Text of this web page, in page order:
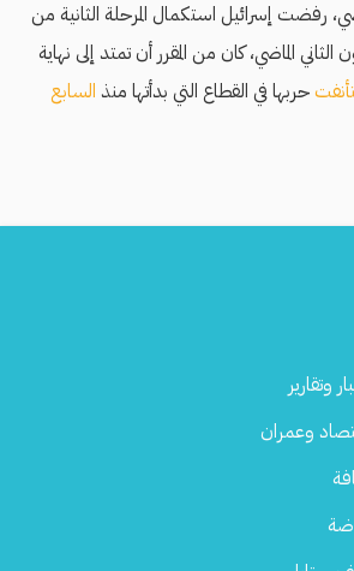
رفضت إسرائيل استكمال المرحلة الثانية من
الثاني الماضي، كان من المقرر أن تمتد إلى نهاية
حربها في القطاع التي بدأتها منذ السابع
وتقارير
وعمران